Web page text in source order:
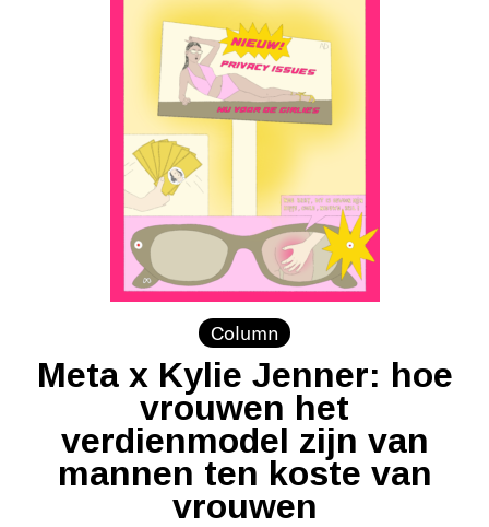
Column
Meta x Kylie Jenner: hoe
vrouwen het
verdienmodel zijn van
mannen ten koste van
vrouwen